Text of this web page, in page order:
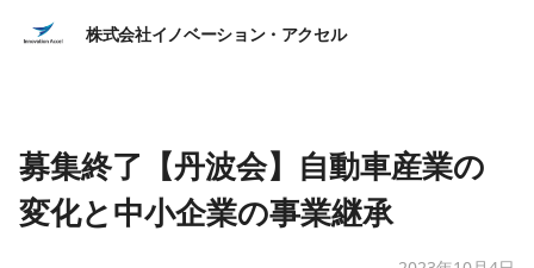
株式会社イノベーション・アクセル
募集終了【丹波会】自動車産業の
変化と中小企業の事業継承